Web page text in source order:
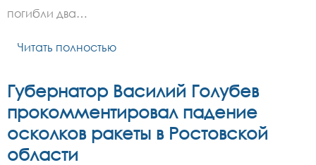
погибли два…
Читать полностью
Губернатор Василий Голубев
прокомментировал падение
осколков ракеты в Ростовской
области